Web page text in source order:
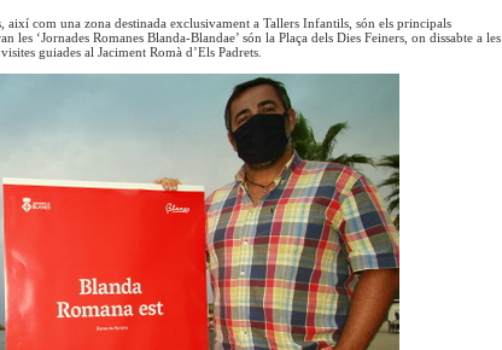
així com una zona destinada exclusivament a Tallers Infantils, són els principals
‘Jornades Romanes Blanda-Blandae’ són la Plaça dels Dies Feiners, on dissabte a les
guiades al Jaciment Romà d’Els Padrets.